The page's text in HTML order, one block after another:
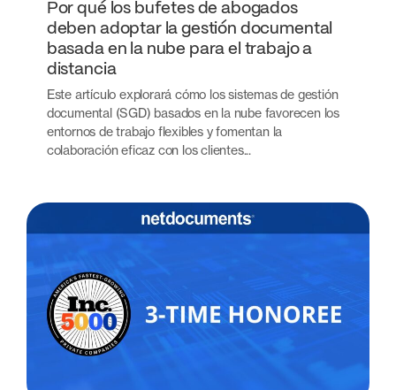
Por qué los bufetes de abogados
deben adoptar la gestión documental
basada en la nube para el trabajo a
distancia
Este artículo explorará cómo los sistemas de gestión
documental (SGD) basados en la nube favorecen los
entornos de trabajo flexibles y fomentan la
colaboración eficaz con los clientes...